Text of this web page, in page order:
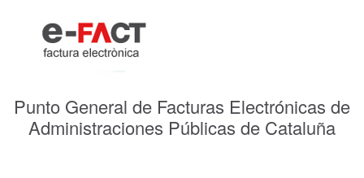
Punto General de Facturas Electrónicas de
Administraciones Públicas de Cataluña